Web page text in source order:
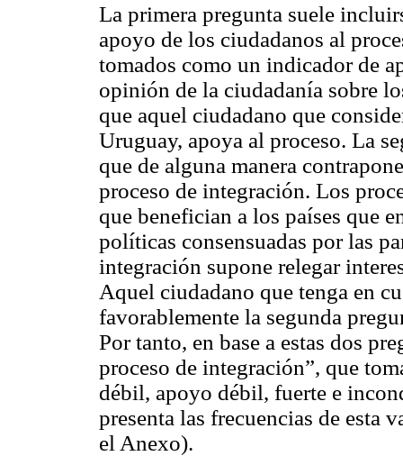
La primera pregunta suele
apoyo de los ciudadanos al
tomados como un indicador de
opinión de la ciudadanía sobre
que aquel ciudadano que
Uruguay, apoya al proceso. La
que de alguna manera
proceso de integración. Los
que benefician a los países que
políticas consensuadas por las
integración supone relegar
Aquel ciudadano que tenga en
favorablemente la segunda
Por tanto, en base a estas dos
proceso de integración”, que
débil, apoyo débil, fuerte e
presenta las frecuencias de esta
el Anexo).